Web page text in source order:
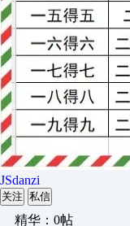
JSdanzi
关注 私信
精华：0帖